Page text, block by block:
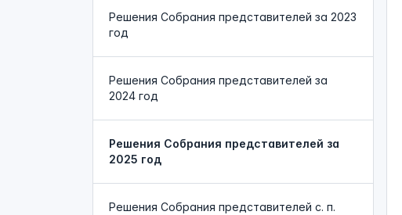
Решения Собрания представителей за 2023
год
Решения Собрания представителей за
2024 год
Решения Собрания представителей за
2025 год
Решения Собрания представителей с. п.